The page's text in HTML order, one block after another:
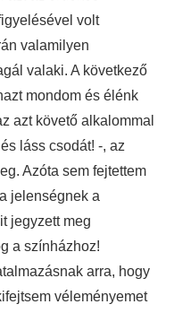
volt
valamilyen
valaki. A következő
mondom és élénk
azt követő alkalommal
láss csodát! -, az
Azóta sem fejtettem
jelenségnek a
jegyzett meg
a színházhoz!
arra, hogy
véleményemet